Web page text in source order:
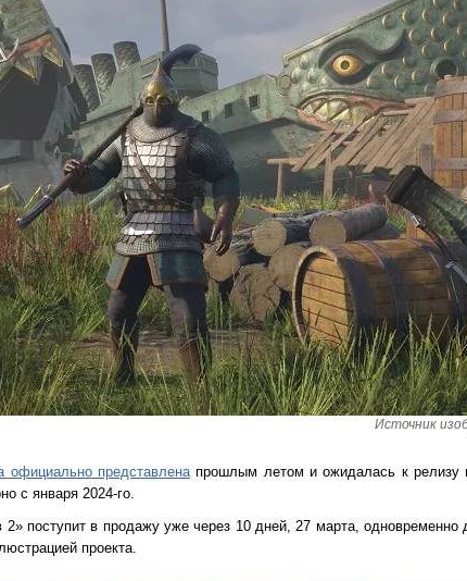
Источник
официально представленапрошлым летом и ожидалась к релизу
с января 2024-го.
2» поступит в продажу уже через 10 дней, 27 марта, одновременно
проекта.